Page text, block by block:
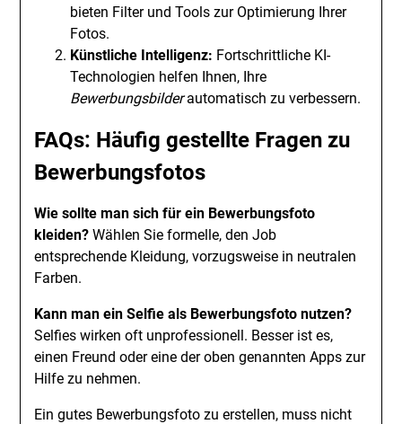
bieten Filter und Tools zur Optimierung Ihrer
Fotos.
Künstliche Intelligenz: Fortschrittliche KI-
Technologien helfen Ihnen, Ihre
Bewerbungsbilderautomatisch zu verbessern.
FAQs: Häufig gestellte Fragen zu
Bewerbungsfotos
Wie sollte man sich für ein Bewerbungsfoto
kleiden? Wählen Sie formelle, den Job
entsprechende Kleidung, vorzugsweise in neutralen
Farben.
Kann man ein Selfie als Bewerbungsfoto nutzen?
Selfies wirken oft unprofessionell. Besser ist es,
einen Freund oder eine der oben genannten Apps zur
Hilfe zu nehmen.
Ein gutes Bewerbungsfoto zu erstellen, muss nicht